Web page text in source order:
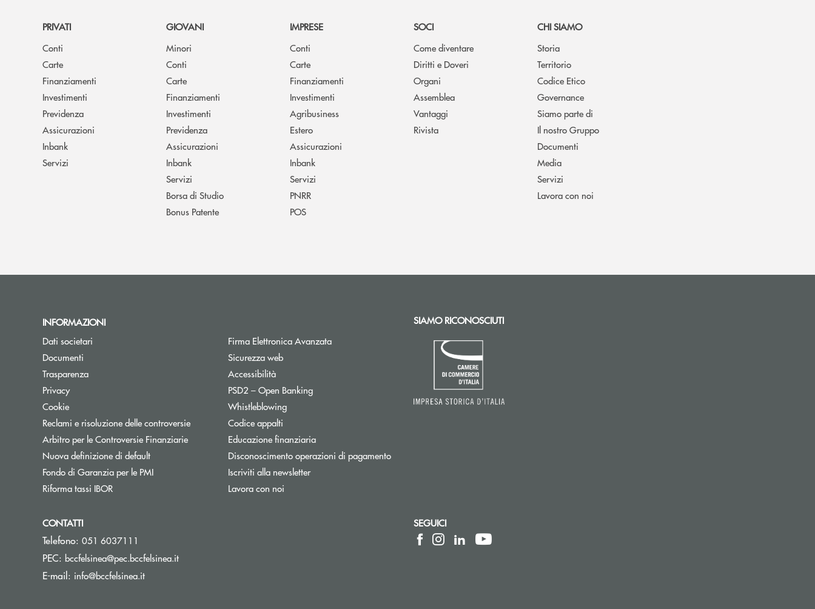
PRIVATI
Conti
Carte
Finanziamenti
Investimenti
Previdenza
Assicurazioni
Inbank
Servizi
GIOVANI
Minori
Conti
Carte
Finanziamenti
Investimenti
Previdenza
Assicurazioni
Inbank
Servizi
Borsa di Studio
Bonus Patente
IMPRESE
Conti
Carte
Finanziamenti
Investimenti
Agribusiness
Estero
Assicurazioni
Inbank
Servizi
PNRR
POS
SOCI
Come diventare
Diritti e Doveri
Organi
Assemblea
Vantaggi
Rivista
CHI SIAMO
Storia
Territorio
Codice Etico
Governance
Siamo parte di
Il nostro Gruppo
Documenti
Media
Servizi
Lavora con noi
INFORMAZIONI
Dati societari
Documenti
Trasparenza
PrivacyApre una nuova finestra
CookieApre una nuova finestra
Reclami e risoluzione delle controversieApre una nuova finestra
Arbitro per le Controversie FinanziarieApre una nuova finestra
Nuova definizione di default
Fondo di Garanzia per le PMIApre una nuova finestra
Riforma tassi IBORApre una nuova finestra
Firma Elettronica AvanzataApre una nuova finestra
Sicurezza web
Accessibilità
PSD2 – Open BankingApre una nuova finestra
Whistleblowing
Codice appalti
Educazione finanziaria
Disconoscimento operazioni di pagamento
Iscriviti alla newsletterApre una nuova finestra
Lavora con noi
SIAMO RICONOSCIUTI
CONTATTI
Telefono: 051 6037111
PEC: bccfelsinea@pec.bccfelsinea.it(si apre l’app di posta elettronica)
E-mail: info@bccfelsinea.it(si apre l’app di posta elettronica)
SEGUICI